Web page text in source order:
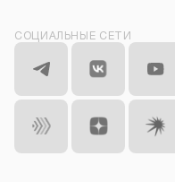
СОЦИАЛЬНЫЕ СЕТИ